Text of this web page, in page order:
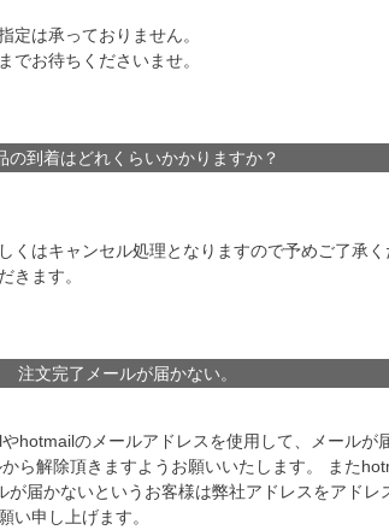
定は承っておりません。
お待ちくださいませ。
の到着はどれくらいかかりますか？
はキャンセル処理となりますので予めご了承く
きます。
注文完了メールが届かない。
hotmailのメールアドレスを使用して、メール
解除頂きますようお願いいたします。 また
届かないというお客様は弊社アドレスをアド
い申し上げます。